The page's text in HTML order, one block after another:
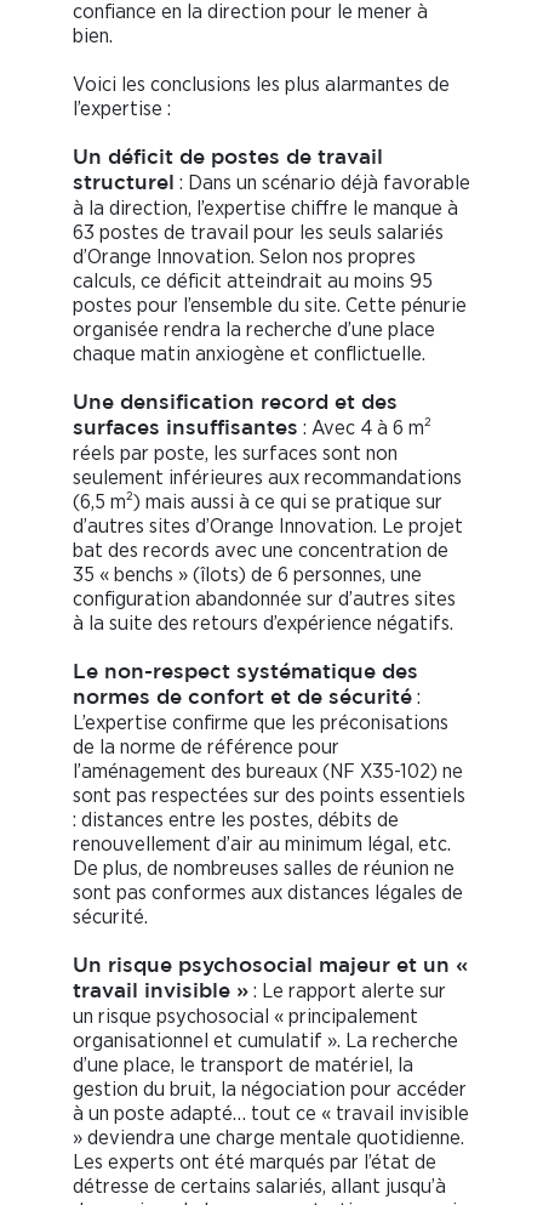
confiance en la direction pour le mener à
bien.
Voici les conclusions les plus alarmantes de
l’expertise :
Un déficit de postes de travail
structurel : Dans un scénario déjà favorable
à la direction, l’expertise chiffre le manque à
63 postes de travail pour les seuls salariés
d’Orange Innovation. Selon nos propres
calculs, ce déficit atteindrait au moins 95
postes pour l’ensemble du site. Cette pénurie
organisée rendra la recherche d’une place
chaque matin anxiogène et conflictuelle.
Une densification record et des
surfaces insuffisantes : Avec 4 à 6 m²
réels par poste, les surfaces sont non
seulement inférieures aux recommandations
(6,5 m²) mais aussi à ce qui se pratique sur
d’autres sites d’Orange Innovation. Le projet
bat des records avec une concentration de
35 « benchs » (îlots) de 6 personnes, une
configuration abandonnée sur d’autres sites
à la suite des retours d’expérience négatifs.
Le non-respect systématique des
normes de confort et de sécurité :
L’expertise confirme que les préconisations
de la norme de référence pour
l’aménagement des bureaux (NF X35-102) ne
sont pas respectées sur des points essentiels
: distances entre les postes, débits de
renouvellement d’air au minimum légal, etc.
De plus, de nombreuses salles de réunion ne
sont pas conformes aux distances légales de
sécurité.
Un risque psychosocial majeur et un «
travail invisible » : Le rapport alerte sur
un risque psychosocial « principalement
organisationnel et cumulatif ». La recherche
d’une place, le transport de matériel, la
gestion du bruit, la négociation pour accéder
à un poste adapté… tout ce « travail invisible
» deviendra une charge mentale quotidienne.
Les experts ont été marqués par l’état de
détresse de certains salariés, allant jusqu’à